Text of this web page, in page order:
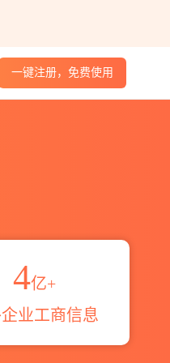
一键注册，免费使用
4亿+
业工商信息